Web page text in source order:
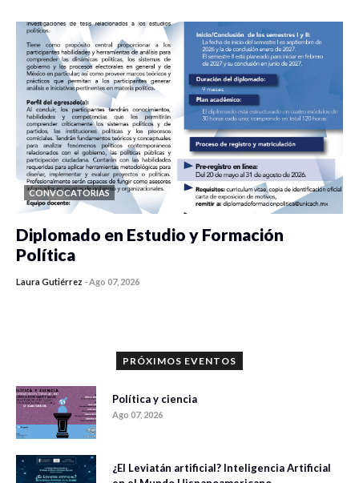
CONVOCATORIAS
Diplomado en Estudio y Formación
Política
Laura Gutiérrez -Ago 07, 2026
PRÓXIMOS EVENTOS
Política y ciencia
Ago 07, 2026
¿El Leviatán artificial? Inteligencia Artificial